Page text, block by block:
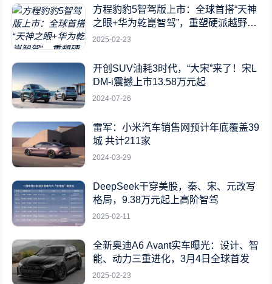
方程豹豹5智驾版上市：全球首搭“天神
之眼+华为乾崑智驾”，重塑硬派越野新
标杆
2025-02-23
开创SUV油耗3时代，“大宋”来了！宋L
DM-i震撼上市13.58万元起
2024-07-26
雷军：小米汽车销售网预计年底覆盖39
城 共计211家
2024-03-29
DeepSeek干穿美股，秦、宋、元改写
格局，9.38万元起上高阶智驾
2025-02-11
全新奥迪A6 Avant实车曝光：设计、智
能、动力三重进化，3月4日全球首发
2025-02-23